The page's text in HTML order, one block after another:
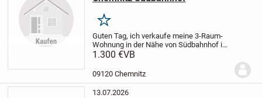
Merken
Guten Tag, ich verkaufe meine 3-Raum-
Wohnung in der Nähe von Südbahnhof in
Chemnitz. Die Wohnung hat 75 m²
Keller, Gartenmitnutzung, Zentralheizung
1.300 €VB
09120 Chemnitz
13.07.2026